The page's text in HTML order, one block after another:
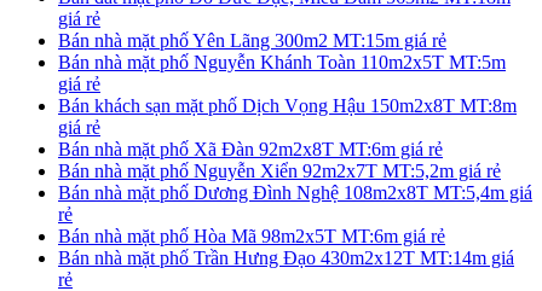
giá rẻ
Bán nhà mặt phố Yên Lãng 300m2 MT:15m giá rẻ
Bán nhà mặt phố Nguyễn Khánh Toàn 110m2x5T MT:5m
giá rẻ
Bán khách sạn mặt phố Dịch Vọng Hậu 150m2x8T MT:8m
giá rẻ
Bán nhà mặt phố Xã Đàn 92m2x8T MT:6m giá rẻ
Bán nhà mặt phố Nguyễn Xiển 92m2x7T MT:5,2m giá rẻ
Bán nhà mặt phố Dương Đình Nghệ 108m2x8T MT:5,4m giá
rẻ
Bán nhà mặt phố Hòa Mã 98m2x5T MT:6m giá rẻ
Bán nhà mặt phố Trần Hưng Đạo 430m2x12T MT:14m giá
rẻ